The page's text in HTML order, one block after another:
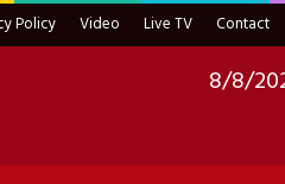
Policy Video Live TV Contact
8/8/